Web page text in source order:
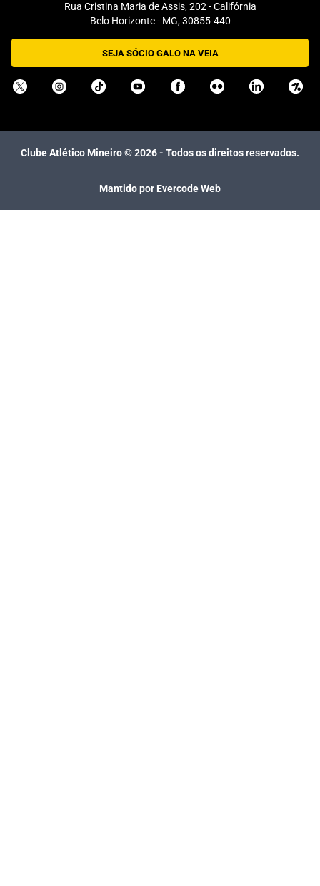
Rua Cristina Maria de Assis, 202 - Califórnia
Belo Horizonte - MG, 30855-440
SEJA SÓCIO GALO NA VEIA
Clube Atlético Mineiro ©2026- Todos os direitos reservados.
Mantido por Evercode Web